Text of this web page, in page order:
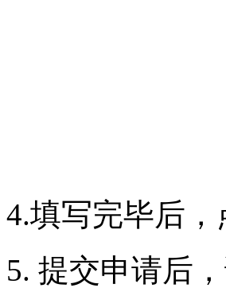
4.填写完毕后
5. 提交申请后